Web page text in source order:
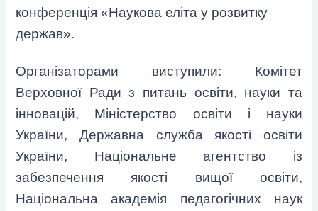
конференція «Наукова еліта у розвитку
держав».
Організаторами виступили: Комітет
Верховної Ради з питань освіти, науки та
інновацій, Міністерство освіти і науки
України, Державна служба якості освіти
України, Національне агентство із
забезпечення якості вищої освіти,
Національна академія педагогічних наук